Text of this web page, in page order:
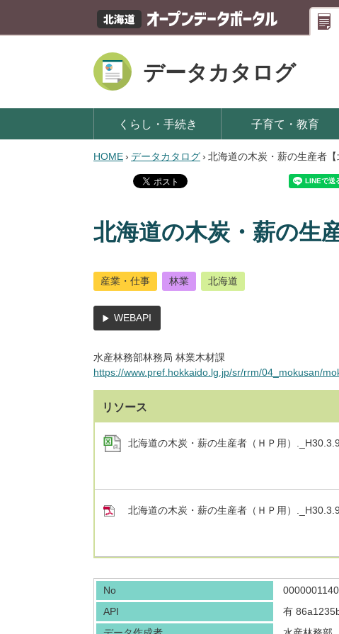
データカタログ
くらし・手続き 子育て・教育
HOME› データカタログ› 北海道の木炭・薪の生産者【
北海道の木炭・薪の生
産業・仕事 林業 北海道
WEBAPI
水産林務部林務局 林業木材課
https://www.pref.hokkaido.lg.jp/sr/rrm/04_mokusan/
リソース
北海道の木炭・薪の生産者（ＨＰ用）
北海道の木炭・薪の生産者（ＨＰ用）
No
0000001140
API
有